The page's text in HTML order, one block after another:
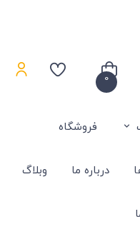
0
فروشگاه
درباره ما وبلاگ